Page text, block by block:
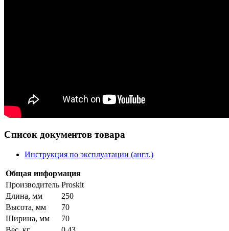
Список документов товара
Инструкция по эксплуатации (англ.)
Общая информация
Производитель Proskit
Длина, мм
250
Высота, мм
70
Ширина, мм
70